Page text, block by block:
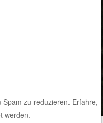
Spam zu reduzieren. Erfahre,
werden.